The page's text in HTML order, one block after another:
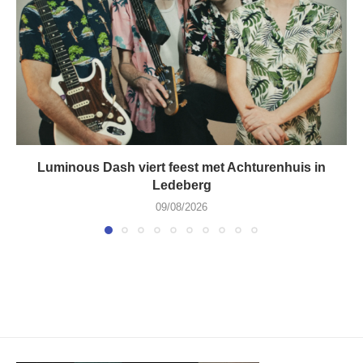
Luminous Dash viert feest met Achturenhuis in
Ledeberg
09/08/2026